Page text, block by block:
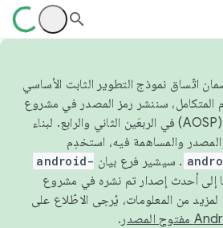
من عام 2026، ولضمان اتّساق نموذج التطوير الثابت الأساسي
المتكامل، سننشر رمز المصدر في مشروع
Android مفتوح المصدر (AOSP) في الربعَين الثاني والرابع. لبناء
. سيشير فرع بيان android-
إلى أحدث إصدار تم نشره في مشروع
.